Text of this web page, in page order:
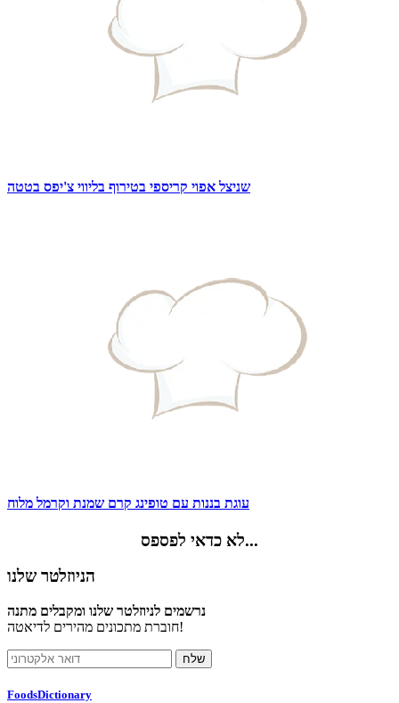
שניצל אפוי קריספי בטירוף בליווי צ'יפס בטטה
עוגת בננות עם טופינג קרם שמנת וקרמל מלוח
לא כדאי לפספס...
הניוזלטר שלנו
נרשמים לניוזלטר שלנו ומקבלים מתנה
חוברת מתכונים מהירים לדיאטה!
FoodsDictionary